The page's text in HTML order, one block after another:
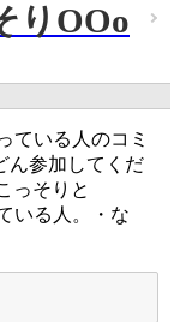
りOOo
ている人のコミ
ん参加してくだ
っそりと
いる人。・な